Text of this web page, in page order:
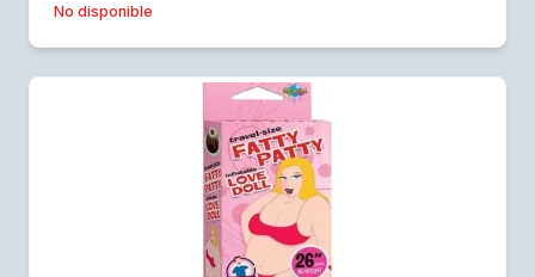
No disponible